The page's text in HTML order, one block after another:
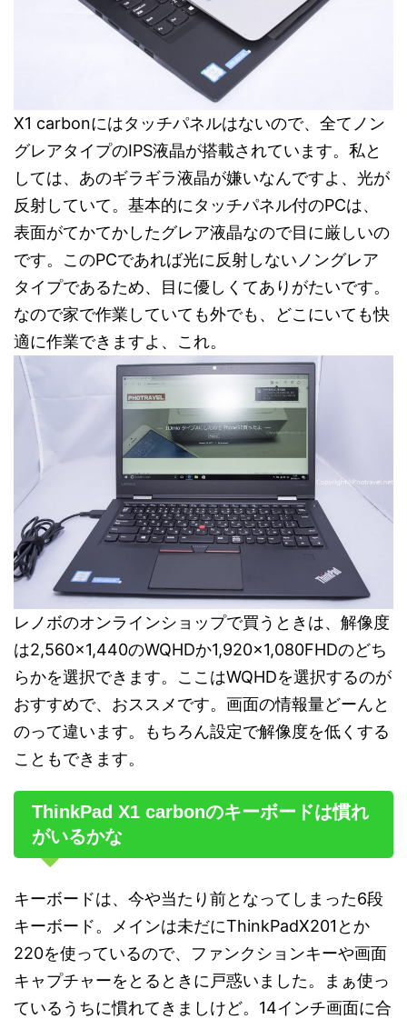
X1 carbonにはタッチパネルはないので、全てノン
グレアタイプのIPS液晶が搭載されています。私と
しては、あのギラギラ液晶が嫌いなんですよ、光が
反射していて。基本的にタッチパネル付のPCは、
表面がてかてかしたグレア液晶なので目に厳しいの
です。このPCであれば光に反射しないノングレア
タイプであるため、目に優しくてありがたいです。
なので家で作業していても外でも、どこにいても快
適に作業できますよ、これ。
レノボのオンラインショップで買うときは、解像度
は2,560×1,440のWQHDか1,920×1,080FHDのどち
らかを選択できます。ここはWQHDを選択するのが
おすすめで、おススメです。画面の情報量どーんと
のって違います。もちろん設定で解像度を低くする
こともできます。
ThinkPad X1 carbonのキーボードは慣れ
がいるかな
キーボードは、今や当たり前となってしまった6段
キーボード。メインは未だにThinkPadX201とか
220を使っているので、ファンクションキーや画面
キャプチャーをとるときに戸惑いました。まぁ使っ
ているうちに慣れてきましけど。14インチ画面に合